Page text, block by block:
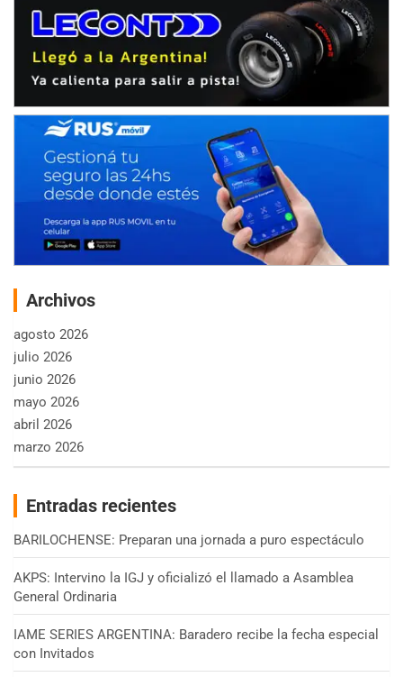
Archivos
agosto 2026
julio 2026
junio 2026
mayo 2026
abril 2026
marzo 2026
Entradas recientes
BARILOCHENSE: Preparan una jornada a puro espectáculo
AKPS: Intervino la IGJ y oficializó el llamado a Asamblea
General Ordinaria
IAME SERIES ARGENTINA: Baradero recibe la fecha especial
con Invitados